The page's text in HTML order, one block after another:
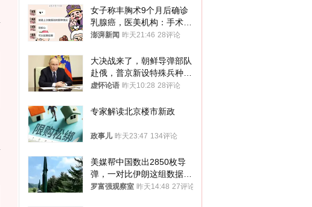
女子称丰胸术9个月后确诊
乳腺癌，医美机构：手术不
可能引发癌症，建议走司法
澎湃新闻 昨天21:46 28评论
大决战来了，朝鲜导弹部队
赴俄，普京新设特殊兵种，
76岁老将扛旗
虚怀论语 昨天10:28 28评论
专家解读北京楼市新政
政事儿 昨天23:47 134评论
美媒帮中国数出2850枚导
弹，一对比伊朗这组数据，
发现出大事了
罗富强观察室 昨天14:48 27评论